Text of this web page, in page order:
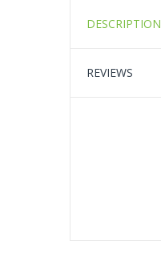
DESCRIPTION
REVIEWS